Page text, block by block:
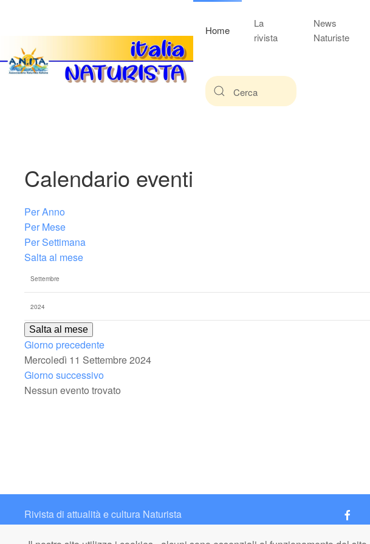
Home
La
rivista
News
Naturiste
Calendario eventi
Per Anno
Per Mese
Per Settimana
Salta al mese
Salta al mese
Giorno precedente
Mercoledì 11 Settembre 2024
Giorno successivo
Nessun evento trovato
Rivista di attualità e cultura Naturista
Contatto: redazione@italianaturista.it